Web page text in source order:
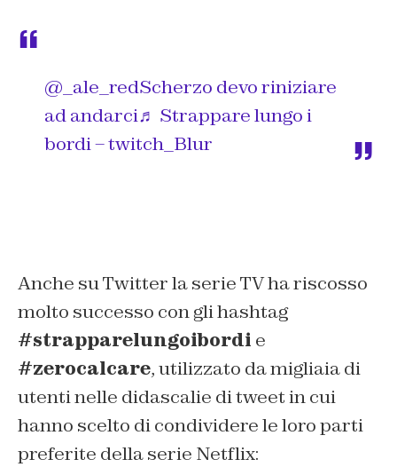
@_ale_redScherzo devo riniziare
ad andarci♬ Strappare lungo i
bordi – twitch_Blur
Anche su Twitter la serie TV ha riscosso
molto successo con gli hashtag
#strapparelungoibordi e
#zerocalcare, utilizzato da migliaia di
utenti nelle didascalie di tweet in cui
hanno scelto di condividere le loro parti
preferite della serie Netflix: